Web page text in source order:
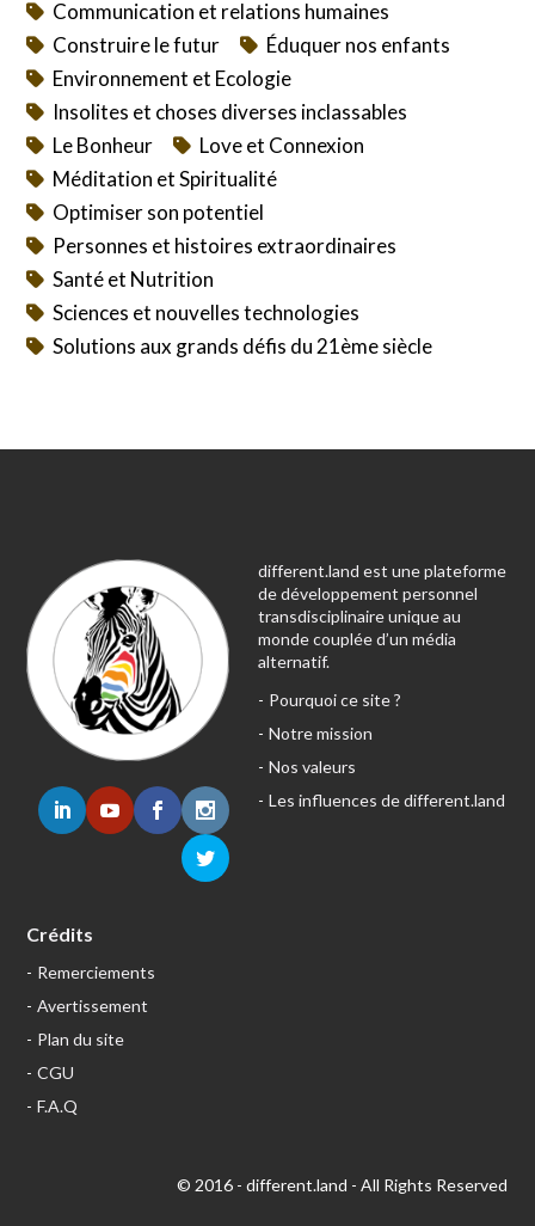
Communication et relations humaines
Construire le futur
Éduquer nos enfants
Environnement et Ecologie
Insolites et choses diverses inclassables
Le Bonheur
Love et Connexion
Méditation et Spiritualité
Optimiser son potentiel
Personnes et histoires extraordinaires
Santé et Nutrition
Sciences et nouvelles technologies
Solutions aux grands défis du 21ème siècle
different.land est une plateforme
de développement personnel
transdisciplinaire unique au
monde couplée d’un média
alternatif.
Pourquoi ce site ?
Notre mission
Nos valeurs
Les influences de different.land
Crédits
Remerciements
Avertissement
Plan du site
CGU
F.A.Q
© 2016 - different.land - All Rights Reserved